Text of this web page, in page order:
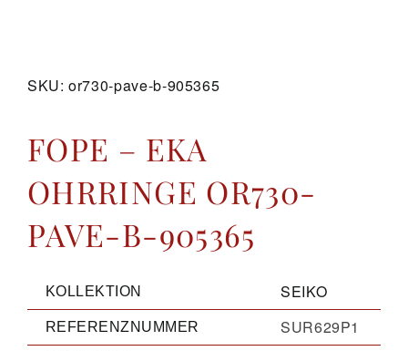
SKU:or730-pave-b-905365
FOPE – EKA
OHRRINGE OR730-
PAVE-B-905365
KOLLEKTION SEIKO
REFERENZNUMMER SUR629P1